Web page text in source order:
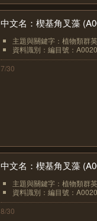
中文名：楔基角叉藻
主題與關鍵字：植物類群
資料識別：編目號：
7/30
中文名：楔基角叉藻
主題與關鍵字：植物類群
資料識別：編目號：
8/30